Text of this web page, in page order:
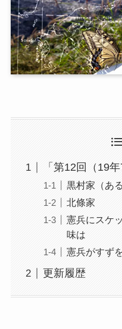
「第12回（19
黒村家（あ
北條家
憲兵にスケ
味は
憲兵がすず
更新履歴